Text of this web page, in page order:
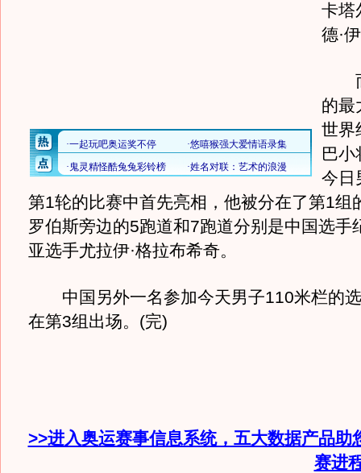
卡塔
德·
而
的最
世界
巴小
今日
第1轮的比赛中首先亮相，他被分在了第1组
罗伯斯旁边的5跑道和7跑道分别是中国选手
亚选手尤拉伊·格拉布希奇。
中国另外一名参加今天男子110米栏的选
在第3组出场。(完)
>>进入奥运赛事信息系统，五大数据产品助
赛进